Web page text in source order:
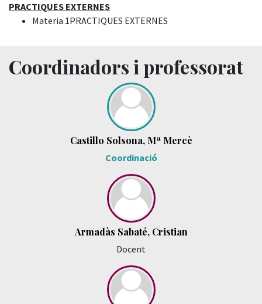
PRACTIQUES EXTERNES
Materia 1PRACTIQUES EXTERNES
Coordinadors i professorat
Castillo Solsona, Mª Mercè
Coordinació
Armadàs Sabaté, Cristian
Docent